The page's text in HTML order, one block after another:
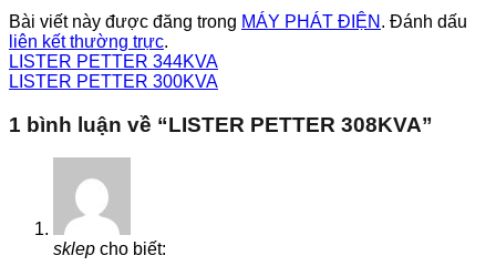
Bài viết này được đăng trong MÁY PHÁT ĐIỆN . Đánh dấu
liên kết thường trực.
LISTER PETTER 344KVA
LISTER PETTER 300KVA
1 bình luận về “LISTER PETTER 308KVA”
sklep cho biết: